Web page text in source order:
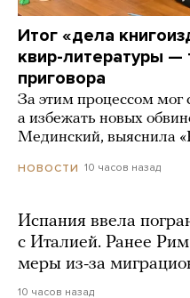
Итог «дела
квир-литературы —
приговора
За этим процессом мог
а избежать новых
Мединский, выяснила
НОВОСТИ 10 часов назад
Испания ввела
с Италией. Ранее
меры из-за
10 часов назад